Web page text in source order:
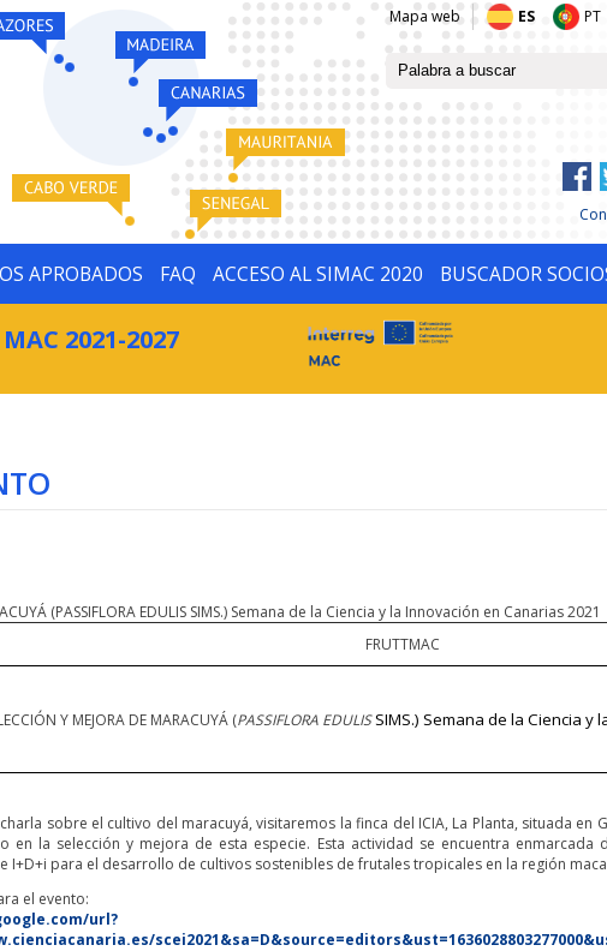
Mapa web ES PT
APROBADOS FAQ ACCESO AL SIMAC 2020 BUSCADOR
MAC 2021-2027
(PASSIFLORA EDULIS SIMS.) Semana de la Ciencia y la Innovación en Canarias 2021
FRUTTMAC
Y MEJORA DE MARACUYÁ (PASSIFLORA EDULISSIMS.) Semana de la Ciencia y
sobre el cultivo del maracuyá, visitaremos la finca del ICIA, La Planta, situada en
en la selección y mejora de esta especie. Esta actividad se encuentra enmarcada
I+D+i para el desarrollo de cultivos sostenibles de frutales tropicales en la región
el evento:
url?